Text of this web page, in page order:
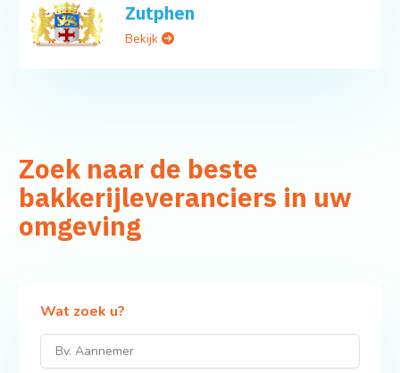
Zutphen
Bekijk
Zoek naar de beste
bakkerijleveranciers in uw
omgeving
Wat zoek u?